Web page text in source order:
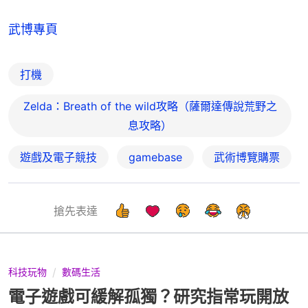
武博專頁
打機
Zelda：Breath of the wild攻略（薩爾達傳說荒野之
息攻略）
遊戲及電子競技 gamebase 武術博覽購票
搶先表達
科技玩物 數碼生活
電子遊戲可緩解孤獨？研究指常玩開放